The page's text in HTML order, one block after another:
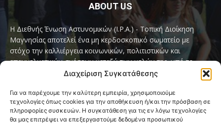
Διαχείριση Συγκατάθεσης
Για να παρέχουμε την καλύτερη εμπειρία, χρησιμοποιούμε
τεχνολογίες όπως cookies για την αποθήκευση ή/και την πρόσβαση σε
πληροφορίες συσκευών. Η συγκατάθεση για τις εν λόγω τεχνολογίες
θα μας επιτρέψει να επεξεργαστούμε δεδομένα προσωπικού
ABOUT US
Η Διεθνής Ένωση Αστυνομικών (I.P.A.) - Τοπική Διοίκηση
Μαγνησίας αποτελεί ένα μη κερδοσκοπικό σωματείο με
στόχο την καλλιέργεια κοινωνικών, πολιτιστικών και
επαγγελματικών σχέσεων μεταξύ των μελών της, υπό το
παγκόσμιο σύνθημα «Servo per Amikeco» (Υπηρετώ δια της
Contact us:ipamagnesia@gmail.com